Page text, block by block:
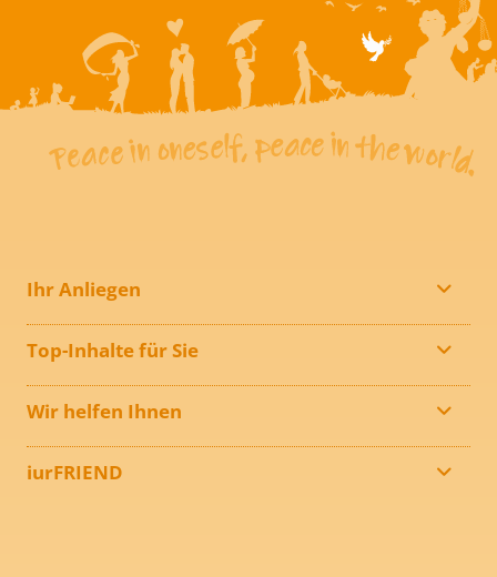
Ihr Anliegen
Top-Inhalte für Sie
Wir helfen Ihnen
iurFRIEND